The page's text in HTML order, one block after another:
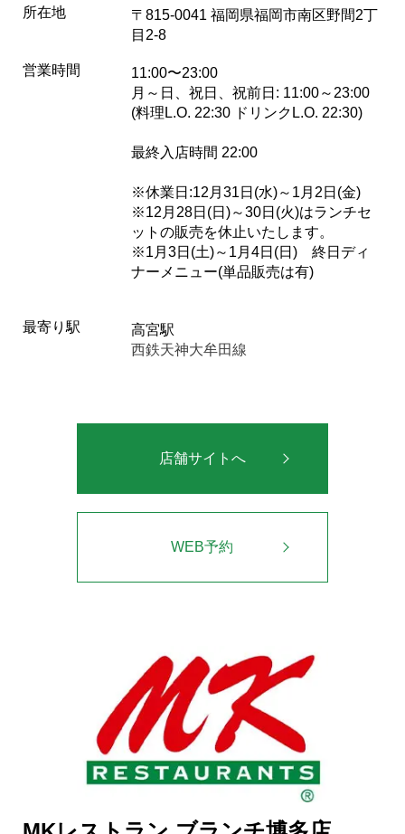
所在地
〒815-0041 福岡県福岡市南区野間2丁
目2-8
営業時間
11:00〜23:00
月～日、祝日、祝前日: 11:00～23:00
(料理L.O. 22:30 ドリンクL.O. 22:30)
最終入店時間 22:00
※休業日:12月31日(水)～1月2日(金)
※12月28日(日)～30日(火)はランチセ
ットの販売を休止いたします。
※1月3日(土)～1月4日(日) 終日ディ
ナーメニュー(単品販売は有)
最寄り駅
高宮駅
西鉄天神大牟田線
店舗サイトへ
WEB予約